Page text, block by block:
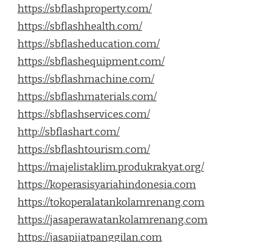
https://sbflashproperty.com/
https://sbflashhealth.com/
https://sbflasheducation.com/
https://sbflashequipment.com/
https://sbflashmachine.com/
https://sbflashmaterials.com/
https://sbflashservices.com/
http://sbflashart.com/
https://sbflashtourism.com/
https://majelistaklim.produkrakyat.org/
https://koperasisyariahindonesia.com
https://tokoperalatankolamrenang.com
https://jasaperawatankolamrenang.com
https://jasapijatpanggilan.com